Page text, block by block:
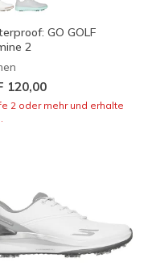
GO GOLF
2
120,00
2 oder mehr und erhalte